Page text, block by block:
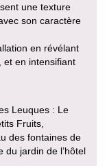
une texture
son caractère
en révélant
et en intensifiant
Leuques : Le
Fruits,
des fontaines de
du jardin de l’hôtel